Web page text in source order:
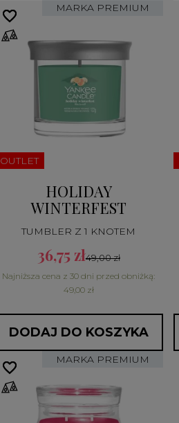
MARKA PREMIUM
OUTLET
HOLIDAY
WINTERFEST
TUMBLER Z 1 KNOTEM
36,75 zł49,00 zł
Najniższa cena z 30 dni przed obniżką:
49,00 zł
DODAJ DO KOSZYKA
favorite_border
favorite_border
MARKA PREMIUM
favorite_border
favorite_border